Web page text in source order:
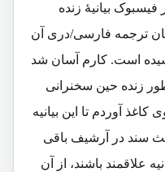
بیانیۀ زنده
ترجمه فارسی/دری آن
است. کارم آسان شد
زنده حین سخنرانی
آوردم تا این بیانیه
سند در آرشیف باقی
علاقمند باشند، از آن